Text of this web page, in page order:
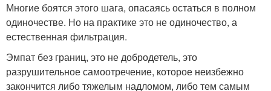
Многие боятся этого шага, опасаясь остаться в полном
одиночестве. Но на практике это не одиночество, а
естественная фильтрация.
Эмпат без границ, это не добродетель, это
разрушительное самоотречение, которое неизбежно
закончится либо тяжелым надломом, либо тем самым